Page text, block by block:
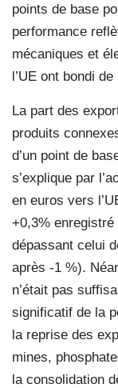
points de base
performance
mécaniques et
l’UE ont bondi
La part des
produits
d’un point de
s’explique par
en euros vers
+0,3%
dépassant celui
après -1 %).
n’était pas
significatif de la
la reprise des
mines,
la consolidation